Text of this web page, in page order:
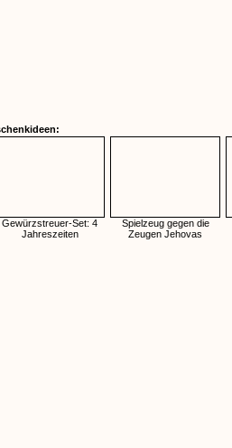
Gewürzstreuer-Set: 4
Jahreszeiten
Spielzeug gegen die
Zeugen Jehovas